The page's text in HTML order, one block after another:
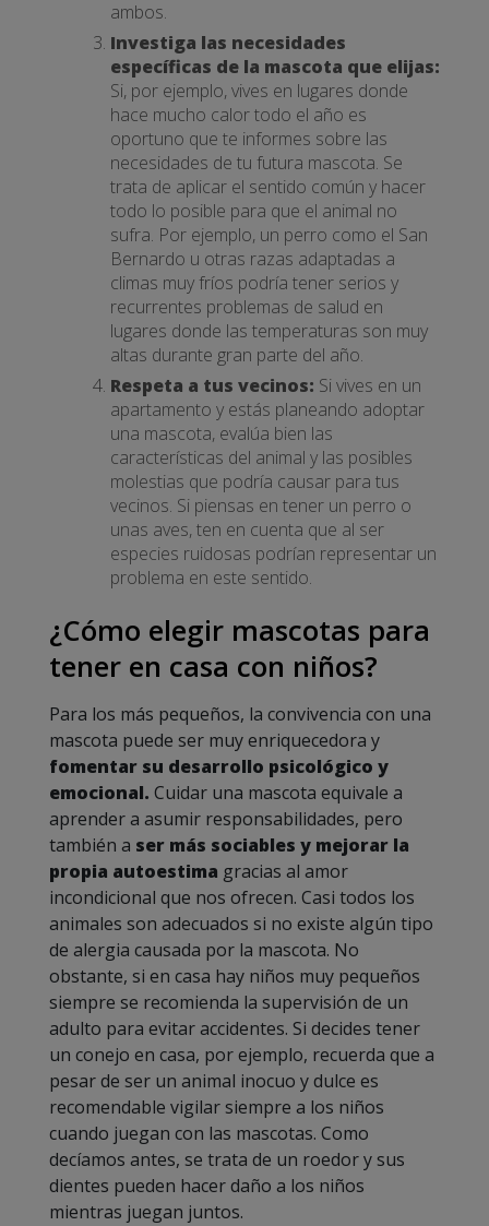
ambos.
Investiga las necesidades
específicas de la mascota que elijas:
Si, por ejemplo, vives en lugares donde
hace mucho calor todo el año es
oportuno que te informes sobre las
necesidades de tu futura mascota. Se
trata de aplicar el sentido común y hacer
todo lo posible para que el animal no
sufra. Por ejemplo, un perro como el San
Bernardo u otras razas adaptadas a
climas muy fríos podría tener serios y
recurrentes problemas de salud en
lugares donde las temperaturas son muy
altas durante gran parte del año.
Respeta a tus vecinos: Si vives en un
apartamento y estás planeando adoptar
una mascota, evalúa bien las
características del animal y las posibles
molestias que podría causar para tus
vecinos. Si piensas en tener un perro o
unas aves, ten en cuenta que al ser
especies ruidosas podrían representar un
problema en este sentido.
¿Cómo elegir mascotas para
tener en casa con niños?
Para los más pequeños, la convivencia con una
mascota puede ser muy enriquecedora y
fomentar su desarrollo psicológico y
emocional. Cuidar una mascota equivale a
aprender a asumir responsabilidades, pero
también a ser más sociables y mejorar la
propia autoestima gracias al amor
incondicional que nos ofrecen. Casi todos los
animales son adecuados si no existe algún tipo
de alergia causada por la mascota. No
obstante, si en casa hay niños muy pequeños
siempre se recomienda la supervisión de un
adulto para evitar accidentes. Si decides tener
un conejo en casa, por ejemplo, recuerda que a
pesar de ser un animal inocuo y dulce es
recomendable vigilar siempre a los niños
cuando juegan con las mascotas. Como
decíamos antes, se trata de un roedor y sus
dientes pueden hacer daño a los niños
mientras juegan juntos.